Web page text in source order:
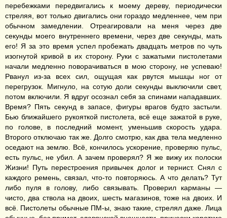
перебежками передвигались к моему дереву, периодически
стреляя, вот только двигались они гораздо медленнее, чем при
обычном замедлении. Отреагировали на меня через две
секунды моего внутреннего времени, через две секунды, мать
его! Я за это время успел пробежать двадцать метров по чуть
изогнутой кривой в их сторону. Руки с зажатыми пистолетами
начали медленно поворачиваться в мою сторону, не успеваю!
Рванул из-за всех сил, ощущая как рвутся мышцы ног от
перегрузок. Мигнуло, на сотую доли секунды выключили свет,
потом включили. Я вдруг осознал себя за спинами нападавших.
Время? Пять секунд в запасе, фигуры врагов будто застыли.
Бью ближайшего рукояткой пистолета, всё еще зажатой в руке,
по голове, в последний момент, уменьшив скорость удара.
Второго отключаю так же. Долго смотрю, как два тела медленно
оседают на землю. Всё, кончилось ускорение, проверяю пульс,
есть пульс, не убил. А зачем проверял? Я же вижу их полоски
Жизни! Путь перестроения привычек долог и тернист. Снял с
каждого ремень, связал, что-то повторяюсь. А что делать? Тут
либо пуля в голову, либо связывать. Проверил карманы —
чисто, два ствола на двоих, шесть магазинов, тоже на двоих. И
всё. Пистолеты обычные ПМ-ы, знаю такие, стрелял даже. Лица